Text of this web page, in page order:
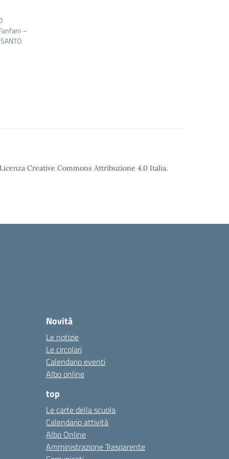
–
Creative Commons Attribuzione 4.0 Italia.
Novità
Le notizie
Le circolari
Calendario eventi
Albo online
top
Le carte della scuola
Calendario attività
Albo Online
Amministrazione Trasparente